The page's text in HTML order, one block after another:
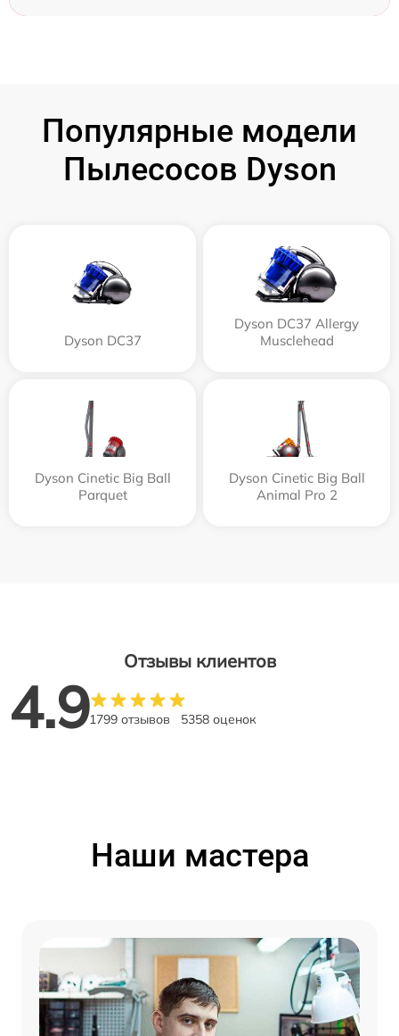
Популярные модели
Пылесосов Dyson
Dyson DC37
Dyson DC37 Allergy
Musclehead
Dyson Cinetic Big Ball
Parquet
Dyson Cinetic Big Ball
Animal Pro 2
Отзывы клиентов
4.91799 отзывов 5358 оценок
Наши мастера